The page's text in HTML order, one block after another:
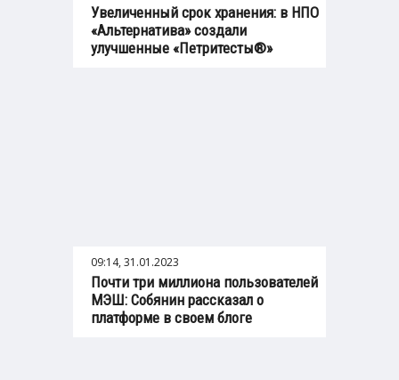
Увеличенный срок хранения: в НПО
«Альтернатива» создали
улучшенные «Петритесты®»
09:14, 31.01.2023
Почти три миллиона пользователей
МЭШ: Собянин рассказал о
платформе в своем блоге